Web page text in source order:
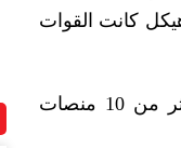
9 كيلومترات مربعة، كما قامت بتطهير أكثر من 170 مبنى وهيكل كانت القوات
وأفادت بأن القوات الأوكرانية تكبدت خسائر كبيرة في الأرواح والمعدات، بما في ذلك تدمير أكثر من 10 منصات